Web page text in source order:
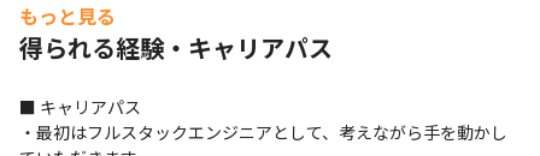
もっと見る
得られる経験・キャリアパス
■ キャリアパス
・最初はフルスタックエンジニアとして、考えながら手を動かし